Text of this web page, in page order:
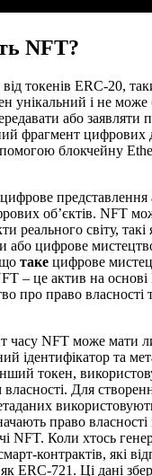
NFT?
від токенів ERC-20,
унікальний і не може
або заявляти
фрагмент
блокчейну
представлення
об’єктів. NFT
реального світу,
або цифрове
таке цифрове
– це актив на основі
про право власності
часу NFT може мати
ідентифікатор та
токен,
Для
право
NFT. Коли хтось
контрактів, які
ERC-721. Ці дані